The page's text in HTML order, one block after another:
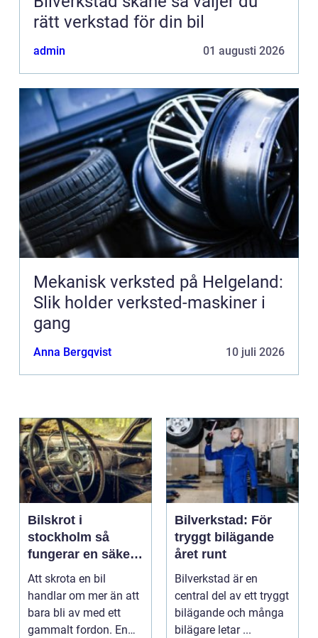
rätt verkstad för din bil
admin 01 augusti 2026
Mekanisk verksted på Helgeland:
Slik holder verksted-maskiner i
gang
Anna Bergqvist 10 juli 2026
Bilskrot i
stockholm så
fungerar en säker
och miljövänlig
skrotning
Att skrota en bil
handlar om mer än att
bara bli av med ett
gammalt fordon. En
Bilverkstad: För
tryggt bilägande
året runt
Bilverkstad är en
central del av ett tryggt
bilägande och många
bilägare letar ...